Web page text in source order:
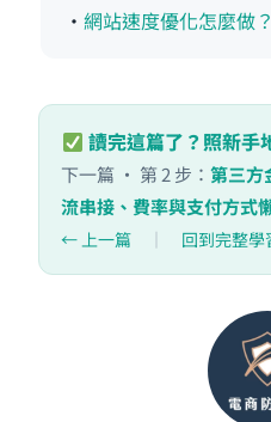
・網站速度優化怎麼做？
讀完這篇了？照新手
下一篇 · 第 2 步：第三方
流串接、費率與支付方式
← 上一篇 回到完整學